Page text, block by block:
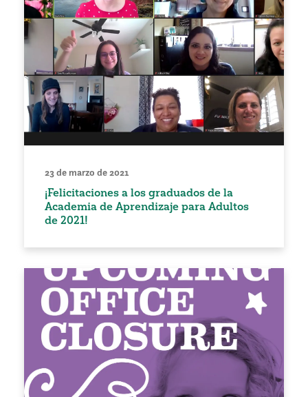
23 de marzo de 2021
¡Felicitaciones a los graduados de la
Academia de Aprendizaje para Adultos
de 2021!